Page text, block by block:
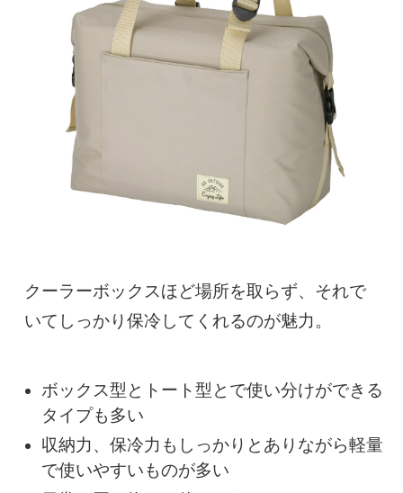
クーラーボックスほど場所を取らず、それで
いてしっかり保冷してくれるのが魅力。
ボックス型とトート型とで使い分けができる
タイプも多い
収納力、保冷力もしっかりとありながら軽量
で使いやすいものが多い